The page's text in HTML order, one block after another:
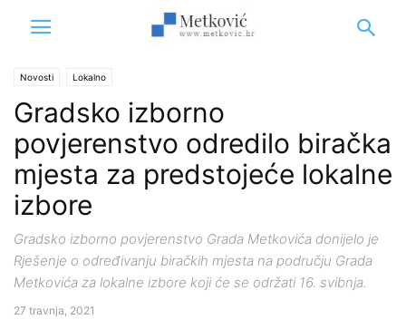
Novosti Lokalno
Gradsko izborno
povjerenstvo odredilo biračka
mjesta za predstojeće lokalne
izbore
Gradsko izborno povjerenstvo Grada Metkovića donijelo je
Rješenje o određivanju biračkih mjesta na području Grada
Metkovića za lokalne izbore koji će se održati 16. svibnja.
27 travnja, 2021